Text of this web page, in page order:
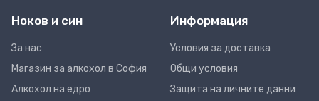
Ноков и син
За нас
Магазин за алкохол в София
Алкохол на едро
Информация
Условия за доставка
Общи условия
Защита на личните данни